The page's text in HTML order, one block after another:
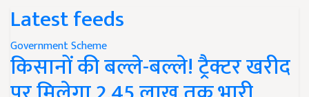
Latest feeds
Government Scheme
किसानों की बल्ले-बल्ले! ट्रैक्टर खरीद